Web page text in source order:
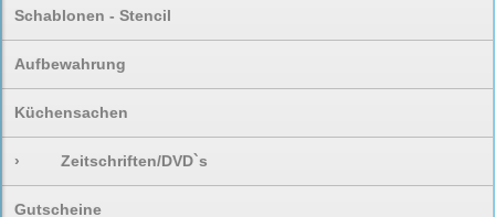
Schablonen - Stencil
Aufbewahrung
Küchensachen
› Zeitschriften/DVD`s
Gutscheine